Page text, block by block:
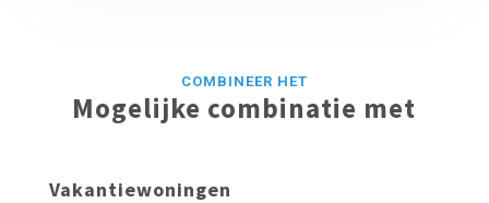
COMBINEER HET
Mogelijke combinatie met
Vakantiewoningen